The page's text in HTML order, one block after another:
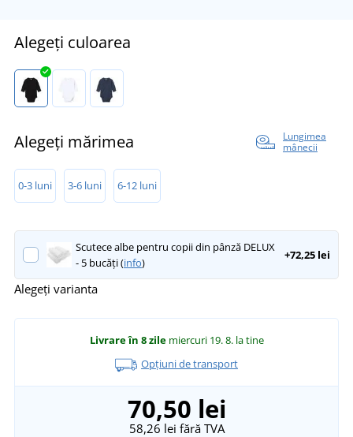
Alegeți culoarea
Alegeți mărimea
Lungimea
mânecii
0-3 luni 3-6 luni 6-12 luni
Scutece albe pentru copii din pânză DELUX
- 5 bucăți (info)
+72,25 lei
Alegeți varianta
Livrare în 8 zile miercuri 19. 8. la tine
Opțiuni de transport
70,50 lei
58,26 lei fără TVA